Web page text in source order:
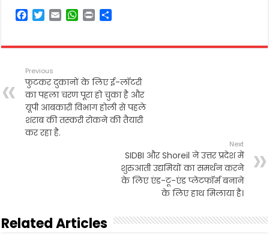
F
e
o
o
k
T
t
e
r
E
i
W
t
A
p
p
P
n
r
Previous
फुटकर दुकानों के लिए ई-लॉटरी
का पहला चरण पूरा हो चुका है और
यूपी आबकारी विभाग होली से पहले
शराब की तस्करी रोकने की तैयारी
कर रहा है.
Next
SIDBI और Shoreil ने उत्तर प्रदेश में
शुरुआती उद्यमियों का समर्थन करने
के लिए एंड-टू-एंड प्लेटफॉर्म बनाने
के लिए हाथ मिलाया है।
Related Articles